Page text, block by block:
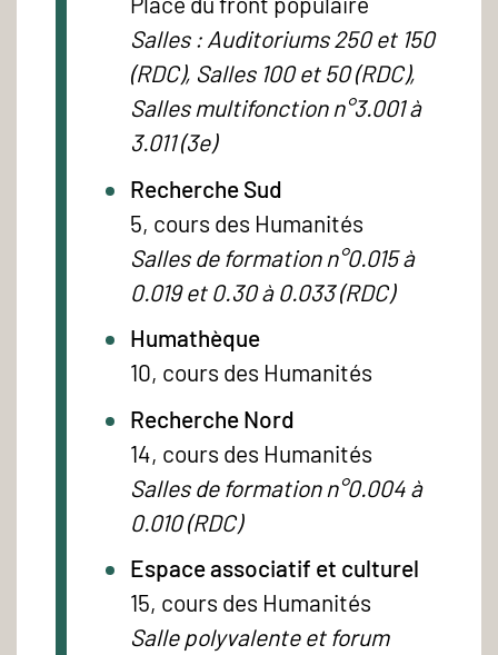
Salles : Auditoriums 250 et 150
(RDC), Salles 100 et 50 (RDC),
Salles multifonction n°3.001 à
3.011 (3e)
Recherche Sud
5, cours des Humanités
Salles de formation n°0.015 à
0.019 et 0.30 à 0.033 (RDC)
Humathèque
10, cours des Humanités
Recherche Nord
14, cours des Humanités
Salles de formation n°0.004 à
0.010 (RDC)
Espace associatif et culturel
15, cours des Humanités
Salle polyvalente et forum